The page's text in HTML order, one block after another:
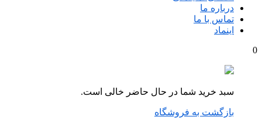
درباره ما
تماس با ما
اینماد
0
سبد خرید شما در حال حاضر خالی است.
بازگشت به فروشگاه